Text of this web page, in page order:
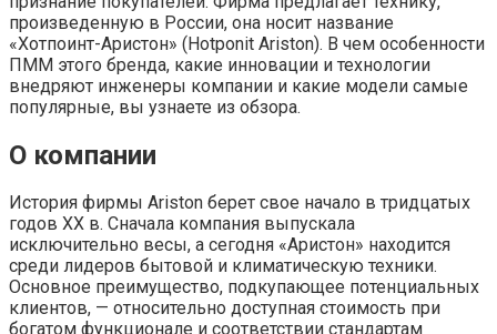
произведенную в России, она носит название
«Хотпоинт-Аристон» (Hotponit Ariston). В чем особенности
ПММ этого бренда, какие инновации и технологии
внедряют инженеры компании и какие модели самые
популярные, вы узнаете из обзора.
О компании
История фирмы Ariston берет свое начало в тридцатых
годов XX в. Сначала компания выпускала
исключительно весы, а сегодня «Аристон» находится
среди лидеров бытовой и климатическую техники.
Основное преимущество, подкупающее потенциальных
клиентов, — относительно доступная стоимость при
богатом функционале и соответствии стандартам